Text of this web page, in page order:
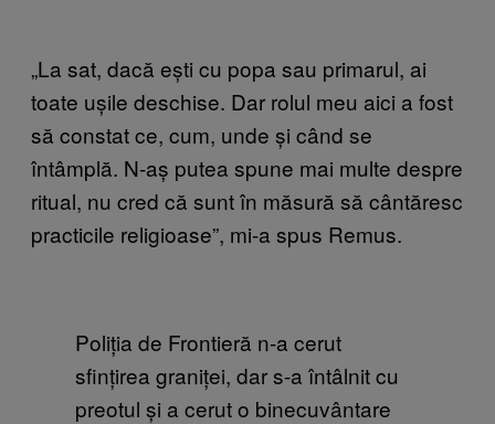
„La sat, dacă ești cu popa sau primarul, ai
toate ușile deschise. Dar rolul meu aici a fost
să constat ce, cum, unde și când se
întâmplă. N-aș putea spune mai multe despre
ritual, nu cred că sunt în măsură să cântăresc
practicile religioase”, mi-a spus Remus.
Poliția de Frontieră n-a cerut
sfințirea graniței, dar s-a întâlnit cu
preotul și a cerut o binecuvântare